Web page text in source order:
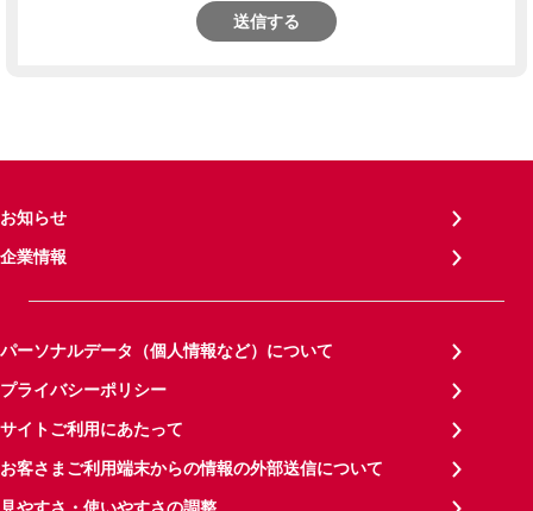
送信する
お知らせ
企業情報
パーソナルデータ（個人情報など）について
プライバシーポリシー
サイトご利用にあたって
お客さまご利用端末からの情報の外部送信について